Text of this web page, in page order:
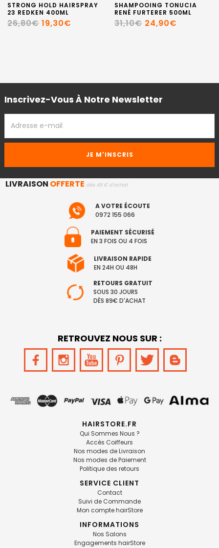
STRONG HOLD HAIRSPRAY
23 REDKEN 400ML
26,80€ 19,30€
SHAMPOOING TONUCIA
RENÉ FURTERER 500ML
31,10€ 24,90€
Inscrivez-Vous À Notre Newsletter
EMAIL
LIVRAISON OFFERTE dès 49 € d'achat
A VOTRE ÉCOUTE
0972 155 066
PAIEMENT SÉCURISÉ
EN 3 FOIS OU 4 FOIS
LIVRAISON RAPIDE
EN 24H OU 48H
RETOURS GRATUIT
SOUS 30 JOURS
DÈS 89€ D'ACHAT
RETROUVEZ NOUS SUR :
HAIRSTORE.FR
Qui Sommes Nous ?
Accès Coiffeurs
Nos modes de Livraison
Nos modes de Paiement
Politique des retours
SERVICE CLIENT
Contact
Suivi de Commande
Mon compte hairStore
INFORMATIONS
Nos Salons
Engagements hairStore